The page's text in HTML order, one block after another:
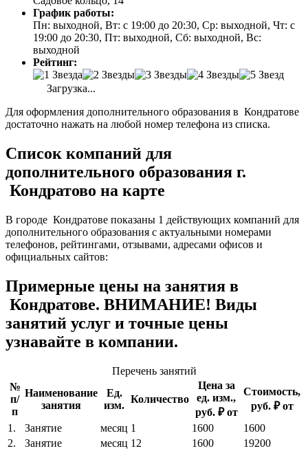
График работы:
Пн: выходной, Вт: с 19:00 до 20:30, Ср: выходной, Чт: с
19:00 до 20:30, Пт: выходной, Сб: выходной, Вс:
выходной
Рейтинг:
Загрузка...
Для оформления дополнительного образования в Кондратове
достаточно нажать на любой номер телефона из списка.
Список компаний для
дополнительного образования г.
Кондратово на карте
В городе Кондратове показаны 1 действующих компаний для
дополнительного образования с актуальными номерами
телефонов, рейтингами, отзывами, адресами офисов и
официальных сайтов:
Примерные цены на занятия в
Кондратове. ВНИМАНИЕ! Виды
занятий услуг и точные цены
узнавайте в компании.
Перечень занятий
№
п/
п
Наименование
занятия
Ед.
изм.
Количество
Цена за
ед. изм.,
руб. ₽ от
Стоимость,
руб. ₽ от
1.
Занятие месяц 1 1600
1600
2.
Занятие месяц 12 1600 19200